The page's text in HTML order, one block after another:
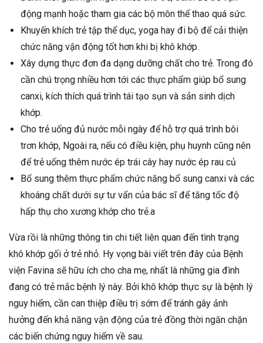
động mạnh hoặc tham gia các bộ môn thể thao quá sức.
Khuyến khích trẻ tập thể dục, yoga hay đi bộ để cải thiện
chức năng vận động tốt hơn khi bị khô khớp.
Xây dựng thực đơn đa dạng dưỡng chất cho trẻ. Trong đó
cần chú trọng nhiều hơn tới các thực phẩm giúp bổ sung
canxi, kích thích quá trình tái tạo sụn và sản sinh dịch
khớp.
Cho trẻ uống đủ nước mỗi ngày để hỗ trợ quá trình bôi
trơn khớp, Ngoài ra, nếu có điều kiện, phụ huynh cũng nên
để trẻ uống thêm nước ép trái cây hay nước ép rau củ
Bổ sung thêm thực phẩm chức năng bổ sung canxi và các
khoáng chất dưới sự tư vấn của bác sĩ để tăng tốc độ
hấp thụ cho xương khớp cho trẻ.a
Vừa rồi là những thông tin chi tiết liên quan đến tình trạng
khô khớp gối ở trẻ nhỏ. Hy vọng bài viết trên đây của Bệnh
viện Favina sẽ hữu ích cho cha mẹ, nhất là những gia đình
đang có trẻ mắc bệnh lý này. Bởi khô khớp thực sự là bệnh lý
nguy hiểm, cần can thiệp điều trị sớm để tránh gây ảnh
hưởng đến khả năng vận động của trẻ đồng thời ngăn chặn
các biến chứng nguy hiểm về sau.